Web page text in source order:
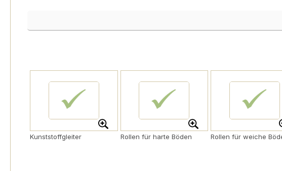
Kunststoffgleiter Rollen für harte Böden Rollen für weiche